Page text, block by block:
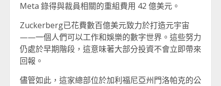
Meta 錄得與裁員相關的重組費用 42 億美元。
Zuckerberg已花費數百億美元致力於打造元宇宙
——一個人們可以工作和娛樂的數字世界。這些努力
仍處於早期階段，這意味著大部分投資不會立即帶來
回報。
儘管如此，這家總部位於加利福尼亞州門洛帕克的公